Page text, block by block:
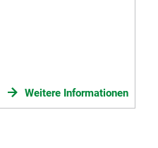
Weitere Informationen